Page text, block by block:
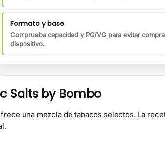
Formato y base
Comprueba capacidad y PG/VG para evitar
dispositivo.
Salts by Bombo
una mezcla de tabacos selectos. La